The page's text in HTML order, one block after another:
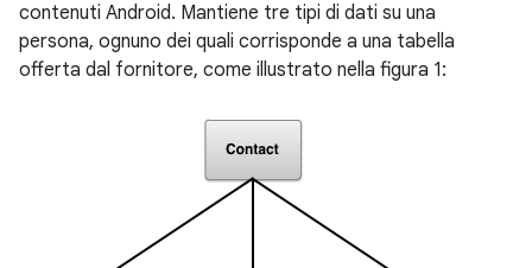
contenuti Android. Mantiene tre tipi di dati su una
persona, ognuno dei quali corrisponde a una tabella
offerta dal fornitore, come illustrato nella figura 1: